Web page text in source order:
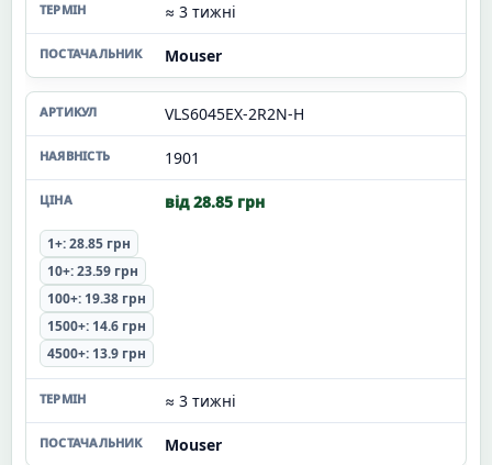
≈ 3 тижні
Mouser
VLS6045EX-2R2N-H
1901
від 28.85 грн
1+: 28.85 грн
10+: 23.59 грн
100+: 19.38 грн
1500+: 14.6 грн
4500+: 13.9 грн
≈ 3 тижні
Mouser